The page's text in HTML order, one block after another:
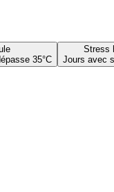
35°C
Stress
Jours avec